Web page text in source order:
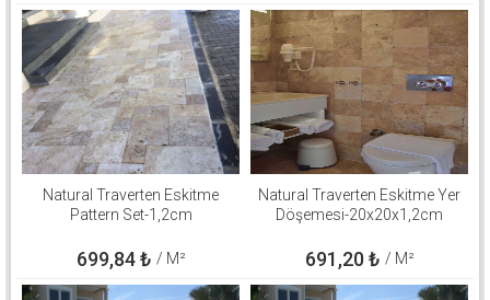
Natural Traverten Eskitme
Pattern Set-1,2cm
699,84₺ / M²
Natural Traverten Eskitme Yer
Döşemesi-20x20x1,2cm
691,20₺ / M²